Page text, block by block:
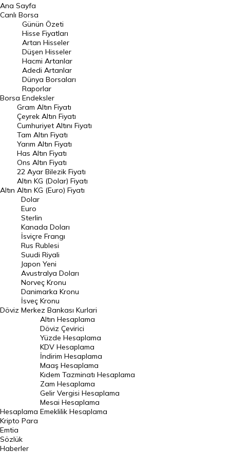
BIST 100 Hisseleri
En Çok Artan Hisseler
En Çok Düşen Hisseler
Hacmi Artanlar
Geçmiş Kapanışlar
Dünya Borsaları
Raporlar
Endeksler
DÖVİZ
Döviz Kuru
Dolar Kuru
Euro Kuru
Pound Kuru
Frank Kuru
Riyal Kuru
Avustralya Doları
Danimarka Kronu Kuru
Kanada Doları Kuru
Norveç Kronu Kuru
İsveç Kronu Kuru
Japon Yeni Kuru
Serbest Piyasa Döviz Kurları
Merkez Bankası Döviz Kurları
Altın Fiyatları
Gram Altın Fiyatı
Çeyrek Altın Fiyatı
Ana Sayfa
Canlı Borsa
Borsa
Günün Özeti
Hisse Fiyatları
Artan Hisseler
Düşen Hisseler
Hacmi Artanlar
Adedi Artanlar
Dünya Borsaları
Raporlar
Endeksler
Altın
Gram Altın Fiyatı
Çeyrek Altın Fiyatı
Cumhuriyet Altını Fiyatı
Tam Altın Fiyatı
Yarım Altın Fiyatı
Has Altın Fiyatı
Ons Altın Fiyatı
22 Ayar Bilezik Fiyatı
Altın KG (Dolar) Fiyatı
Altın KG (Euro) Fiyatı
Döviz
Dolar
Euro
Sterlin
Kanada Doları
İsviçre Frangı
Rus Rublesi
Suudi Riyali
Japon Yeni
Avustralya Doları
Norveç Kronu
Danimarka Kronu
İsveç Kronu
Merkez Bankası Kurlari
Hesaplama
Altın Hesaplama
Döviz Çevirici
Yüzde Hesaplama
KDV Hesaplama
İndirim Hesaplama
Maaş Hesaplama
Kıdem Tazminatı Hesaplama
Zam Hesaplama
Gelir Vergisi Hesaplama
Mesai Hesaplama
Emeklilik Hesaplama
Kripto Para
Emtia
Sözlük
Haberler